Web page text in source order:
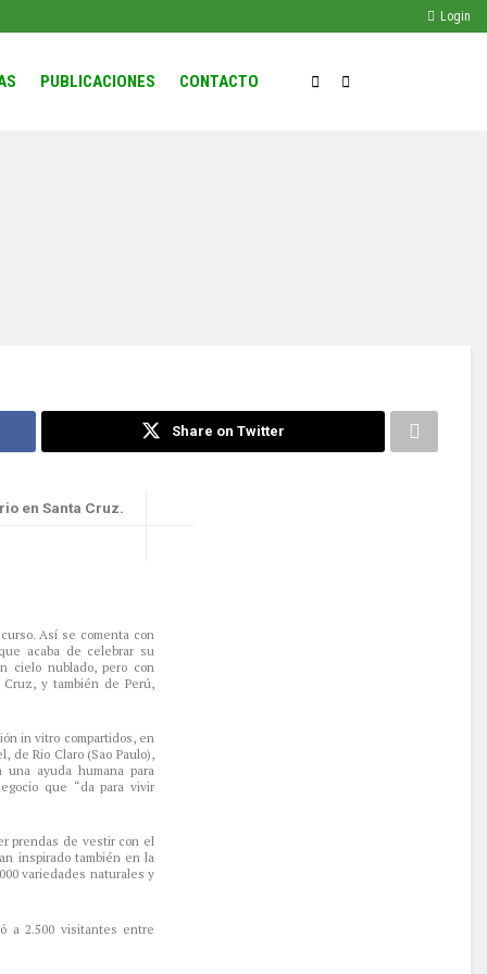
Login
PUBLICACIONES CONTACTO
Share on Twitter
en Santa Cruz.
Así se comenta con
acaba de celebrar su
cielo nublado, pero con
y también de Perú,
in vitro compartidos, en
de Rio Claro (Sao Paulo),
ayuda humana para
que “da para vivir
prendas de vestir con el
inspirado también en la
variedades naturales y
a 2.500 visitantes entre